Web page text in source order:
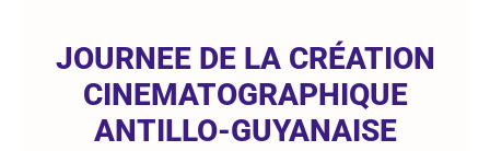
JOURNEE DE LA CRÉATION
CINEMATOGRAPHIQUE
ANTILLO-GUYANAISE